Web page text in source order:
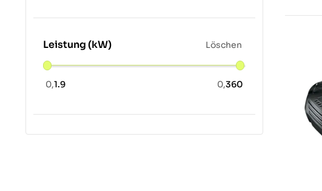
Leistung (kW) Löschen
0,1.9 0,360